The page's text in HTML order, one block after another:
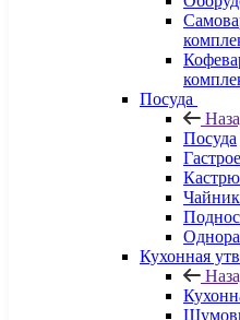
Посуда
Посуда
Кухонная